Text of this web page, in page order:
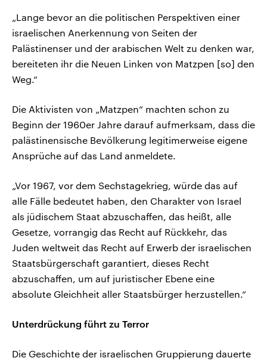
„Lange bevor an die politischen Perspektiven einer
israelischen Anerkennung von Seiten der
Palästinenser und der arabischen Welt zu denken war,
bereiteten ihr die Neuen Linken von Matzpen [so] den
Weg.“
Die Aktivisten von „Matzpen“ machten schon zu
Beginn der 1960er Jahre darauf aufmerksam, dass die
palästinensische Bevölkerung legitimerweise eigene
Ansprüche auf das Land anmeldete.
„Vor 1967, vor dem Sechstagekrieg, würde das auf
alle Fälle bedeutet haben, den Charakter von Israel
als jüdischem Staat abzuschaffen, das heißt, alle
Gesetze, vorrangig das Recht auf Rückkehr, das
Juden weltweit das Recht auf Erwerb der israelischen
Staatsbürgerschaft garantiert, dieses Recht
abzuschaffen, um auf juristischer Ebene eine
absolute Gleichheit aller Staatsbürger herzustellen.“
Unterdrückung führt zu Terror
Die Geschichte der israelischen Gruppierung dauerte